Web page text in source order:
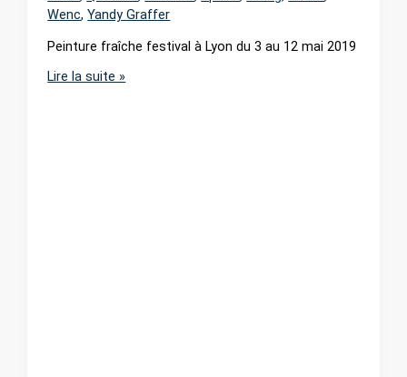
Wenc,Yandy Graffer
Peinture fraîche festival à Lyon du 3 au 12 mai 2019
Peinture
Lire la suite »